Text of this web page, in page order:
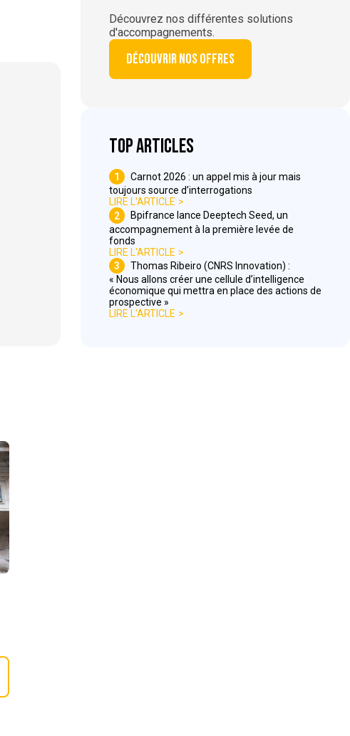
Découvrez nos différentes solutions
d'accompagnements.
Découvrir nos offres
Top articles
1
Carnot 2026 : un appel mis à jour mais
toujours source d’interrogations
LIRE L'ARTICLE
2
Bpifrance lance Deeptech Seed, un
accompagnement à la première levée de
fonds
LIRE L'ARTICLE
3
Thomas Ribeiro (CNRS Innovation) :
« Nous allons créer une cellule d’intelligence
économique qui mettra en place des actions de
prospective »
LIRE L'ARTICLE